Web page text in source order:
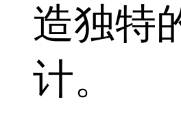
造独特
计。